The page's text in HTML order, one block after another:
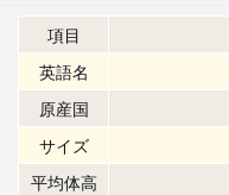
項目
英語名
原産国
サイズ
平均体高